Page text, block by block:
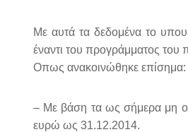
Με αυτά τα δεδομένα το
έναντι του προγράμματος του
Οπως ανακοινώθηκε επίσημα:
– Με βάση τα ως σήμερα μη
ευρώ ως 31.12.2014.